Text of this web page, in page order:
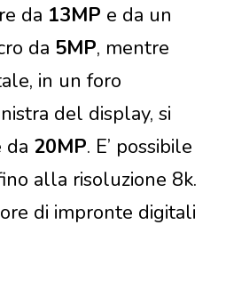
da 13MP e da un
da 5MP, mentre
in un foro
del display, si
da 20MP. E’ possibile
alla risoluzione 8k.
di impronte digitali